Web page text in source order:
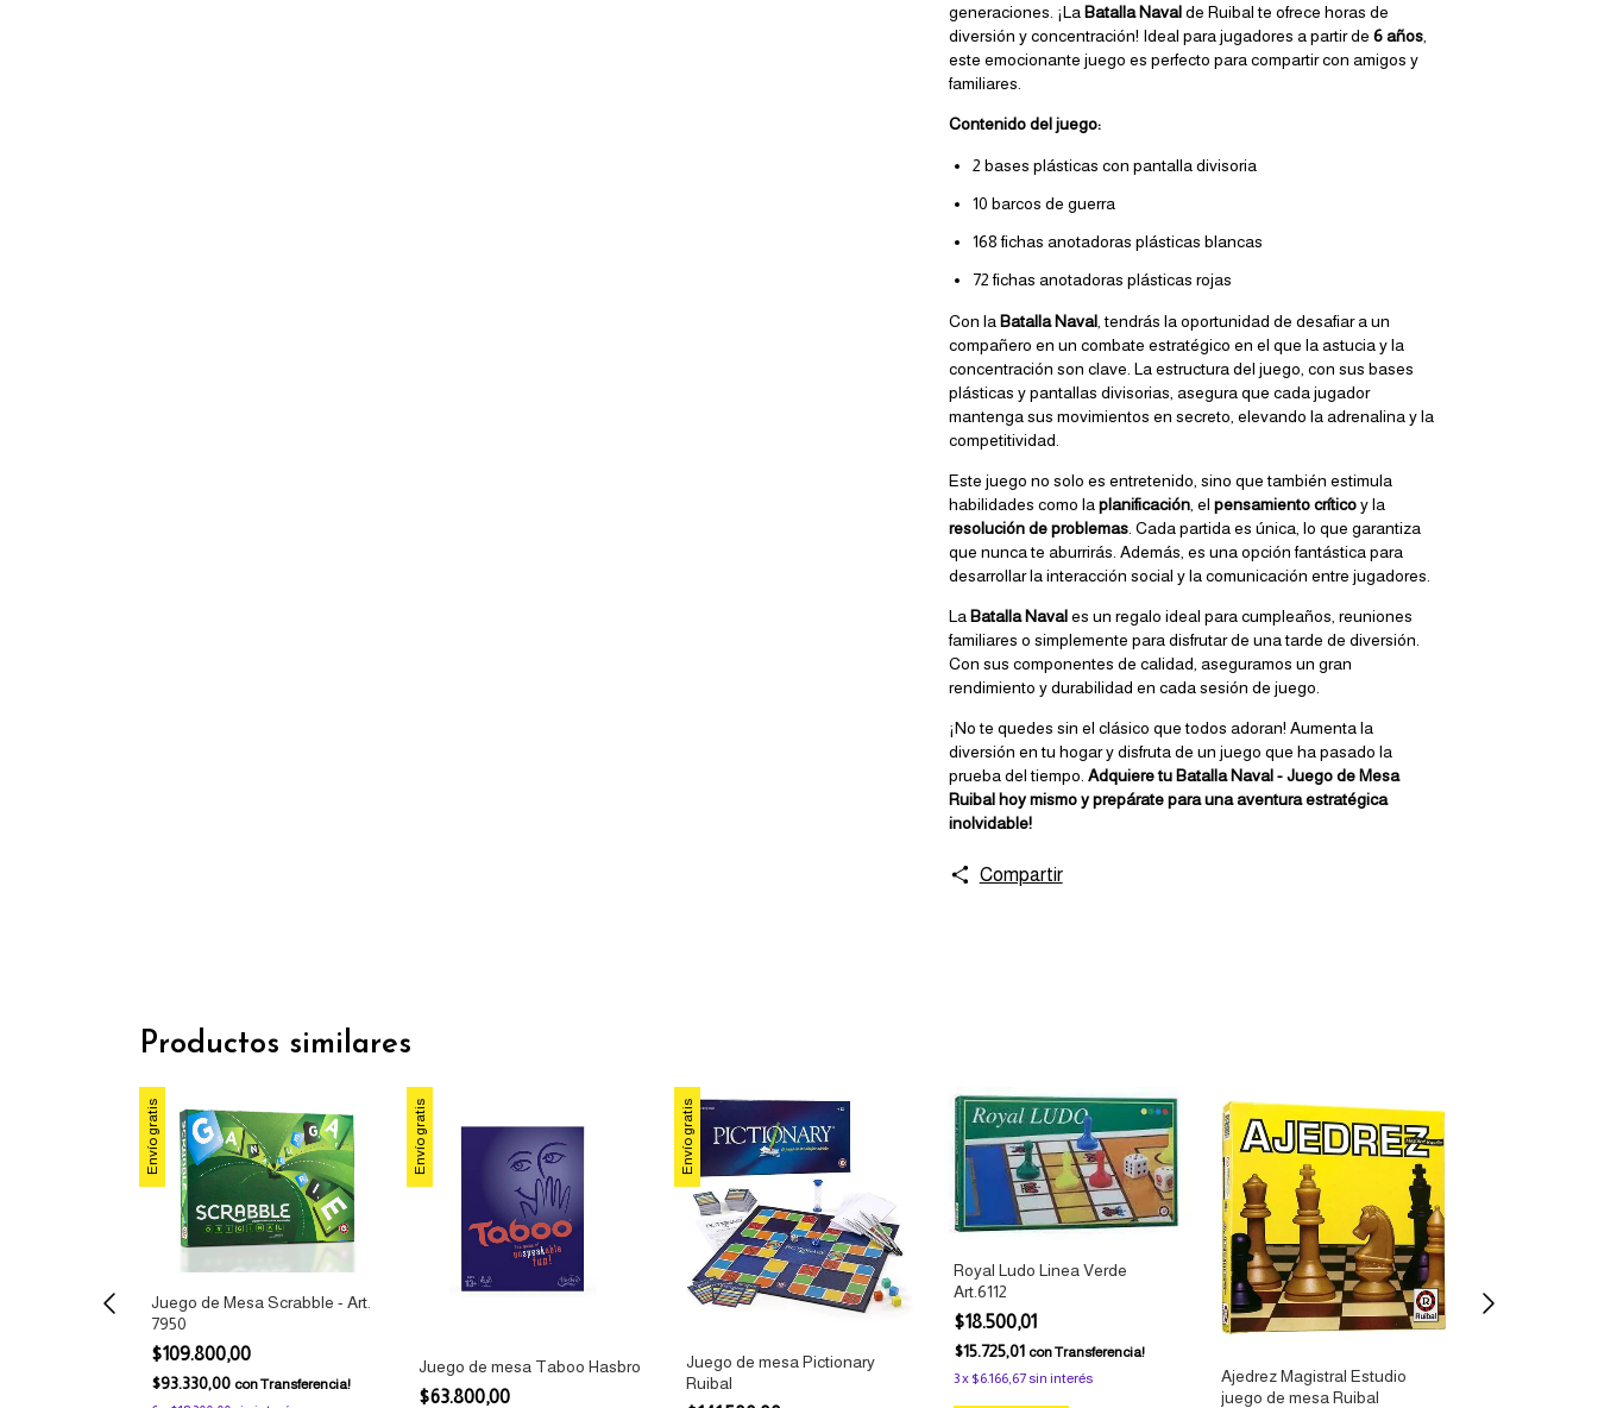
generaciones. ¡La Batalla Navalde Ruibal te ofrece horas de
diversión y concentración! Ideal para jugadores a partir de 6 años,
este emocionante juego es perfecto para compartir con amigos y
familiares.
Contenido del juego:
2 bases plásticas con pantalla divisoria
10 barcos de guerra
168 fichas anotadoras plásticas blancas
72 fichas anotadoras plásticas rojas
Con la Batalla Naval, tendrás la oportunidad de desafiar a un
compañero en un combate estratégico en el que la astucia y la
concentración son clave. La estructura del juego, con sus bases
plásticas y pantallas divisorias, asegura que cada jugador
mantenga sus movimientos en secreto, elevando la adrenalina y la
competitividad.
Este juego no solo es entretenido, sino que también estimula
habilidades como laplanificación, el pensamiento críticoy la
resolución de problemas. Cada partida es única, lo que garantiza
que nunca te aburrirás. Además, es una opción fantástica para
desarrollar la interacción social y la comunicación entre jugadores.
La Batalla Navales un regalo ideal para cumpleaños, reuniones
familiares o simplemente para disfrutar de una tarde de diversión.
Con sus componentes de calidad, aseguramos un gran
rendimiento y durabilidad en cada sesión de juego.
¡No te quedes sin el clásico que todos adoran! Aumenta la
diversión en tu hogar y disfruta de un juego que ha pasado la
prueba del tiempo. Adquiere tu Batalla Naval - Juego de Mesa
Ruibal hoy mismo y prepárate para una aventura estratégica
inolvidable!
Compartir
Productos similares
Envío gratis
Juego de Mesa Scrabble - Art.
7950
$109.800,00
$93.330,00 conTransferencia!
Envío gratis
Juego de mesa Taboo Hasbro
$63.800,00
Envío gratis
Juego de mesa Pictionary
Ruibal
Royal Ludo Linea Verde
Art.6112
$18.500,01
$15.725,01 conTransferencia!
3x $6.166,67sin interés
Ajedrez Magistral Estudio
juego de mesa Ruibal